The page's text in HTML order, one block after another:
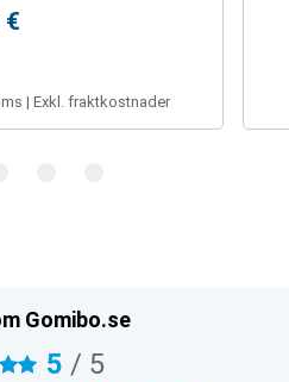
€
| Exkl. fraktkostnader
Gomibo.se
stjärnor
5 / 5